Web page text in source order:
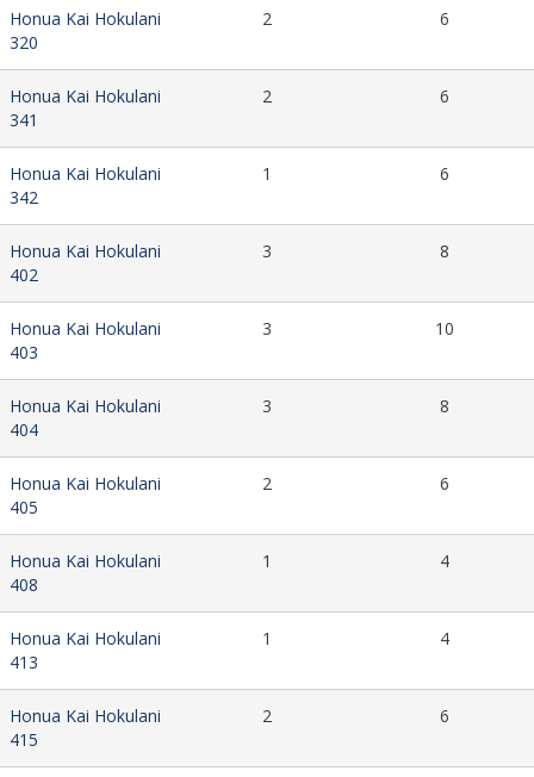
Honua Kai Hokulani
320
2 6
Honua Kai Hokulani
341
2 6
Honua Kai Hokulani
342
1 6
Honua Kai Hokulani
402
3 8
Honua Kai Hokulani
403
3 10
Honua Kai Hokulani
404
3 8
Honua Kai Hokulani
405
2 6
Honua Kai Hokulani
408
1 4
Honua Kai Hokulani
413
1 4
Honua Kai Hokulani
415
2 6